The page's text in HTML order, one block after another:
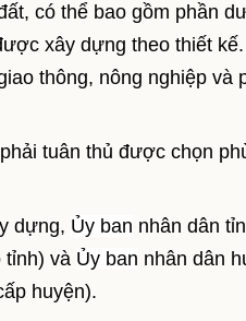
có thể bao gồm phần
xây dựng theo thiết
thông, nông nghiệp và
tuân thủ được chọn
dựng, Ủy ban nhân dân
tỉnh) và Ủy ban nhân dân
huyện).